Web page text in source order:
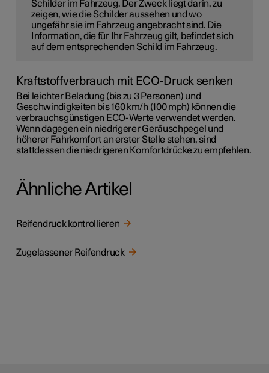
Schilder im Fahrzeug. Der Zweck liegt darin, zu
zeigen, wie die Schilder aussehen und wo
ungefähr sie im Fahrzeug angebracht sind. Die
Information, die für Ihr Fahrzeug gilt, befindet sich
auf dem entsprechenden Schild im Fahrzeug.
Kraftstoffverbrauch mit ECO-Druck senken
Bei leichter Beladung (bis zu 3 Personen) und
Geschwindigkeiten bis160 km/h (100 mph) können die
verbrauchsgünstigen ECO-Werte verwendet werden.
Wenn dagegen ein niedrigerer Geräuschpegel und
höherer Fahrkomfort an erster Stelle stehen, sind
stattdessen die niedrigeren Komfortdrücke zu empfehlen.
Ähnliche Artikel
Reifendruck kontrollieren
Zugelassener Reifendruck